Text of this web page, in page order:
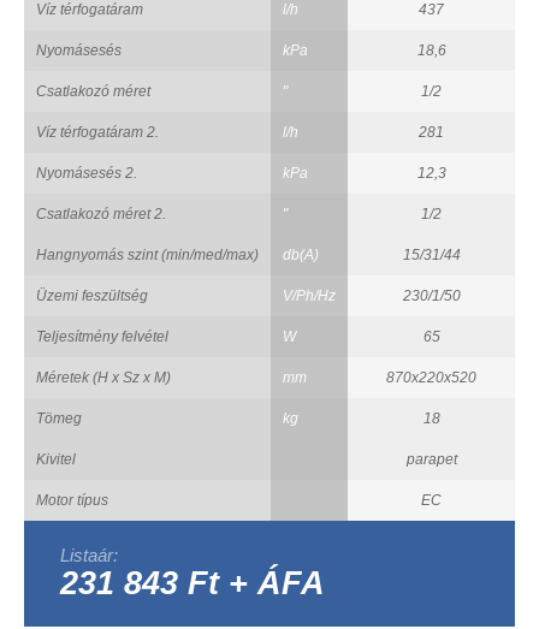
Víz térfogatáram l/h 437
Nyomásesés kPa 18,6
Csatlakozó méret " 1/2
Víz térfogatáram 2. l/h 281
Nyomásesés 2. kPa 12,3
Csatlakozó méret 2. " 1/2
Hangnyomás szint (min/med/max) db(A) 15/31/44
Üzemi feszültség V/Ph/Hz 230/1/50
Teljesítmény felvétel W 65
Méretek (H x Sz x M) mm 870x220x520
Tömeg kg 18
Kivitel parapet
Motor típus EC
Listaár:
231 843 Ft + ÁFA